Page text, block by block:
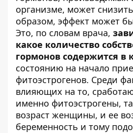
организме, может
образом, эффект может
Это, по словам врача,
какое количество
гормонов содержится в
состоянию на начало
фитоэстрогенов. Среди
влияющих на то,
именно фитоэстрогены,
возраст женщины, и ее
беременность и тому